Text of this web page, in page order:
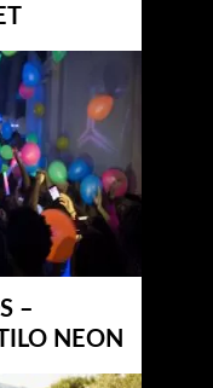
–
NEON